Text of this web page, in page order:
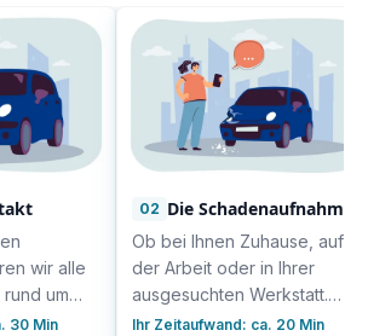
wir alle
um
30 Min
02 Die Schadenaufnahme
Ob bei Ihnen Zuhause, auf
der Arbeit oder in Ihrer
ausgesuchten Werkstatt.
Sobald alle Details
Ihr Zeitaufwand: ca. 20 Min